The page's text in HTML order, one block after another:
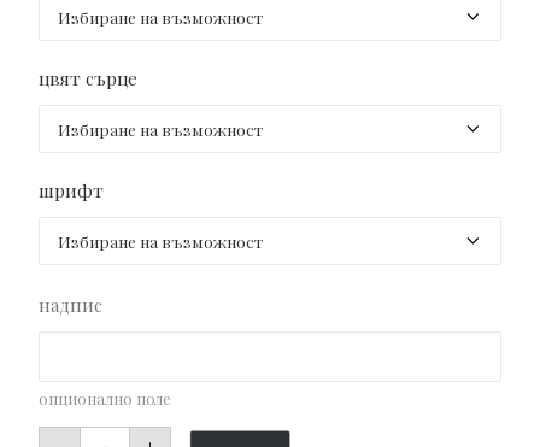
цвят сърце
шрифт
надпис
опционално поле
количество